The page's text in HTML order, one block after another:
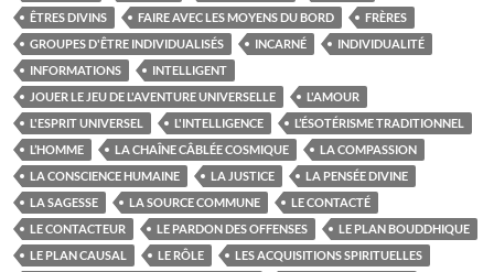
ÊTRES DIVINS FAIRE AVEC LES MOYENS DU BORD
FRÈRES
GROUPES D'ÊTRE INDIVIDUALISÉS
INCARNÉ
INDIVIDUALITÉ
INFORMATIONS
INTELLIGENT
JOUER LE JEU DE L'AVENTURE UNIVERSELLE
L'AMOUR
L'ESPRIT UNIVERSEL
L'INTELLIGENCE
L’ÉSOTÉRISME TRADITIONNEL
L’HOMME
LA CHAÎNE CÂBLÉE COSMIQUE
LA COMPASSION
LA CONSCIENCE HUMAINE
LA JUSTICE
LA PENSÉE DIVINE
LA SAGESSE
LA SOURCE COMMUNE
LE CONTACTÉ
LE CONTACTEUR
LE PARDON DES OFFENSES
LE PLAN BOUDDHIQUE
LE PLAN CAUSAL
LE RÔLE
LES ACQUISITIONS SPIRITUELLES